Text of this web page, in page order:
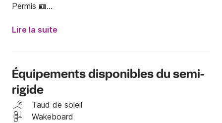
Permis 🪪
Caution 💶
Pièce d’identité (au même nom que le permis et la
caution) 🆔
OPTIONNELLES :
Skipper : 300€ / jour TTC 👨‍✈️
Lire la suite
Équipements disponibles du semi-
rigide
Taud de soleil
Wakeboard